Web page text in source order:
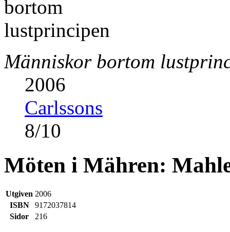
Människor bortom
2006
Carlssons
8/10
Möten i Mähren:
Utgiven 2006
ISBN
9172037814
Sidor
216